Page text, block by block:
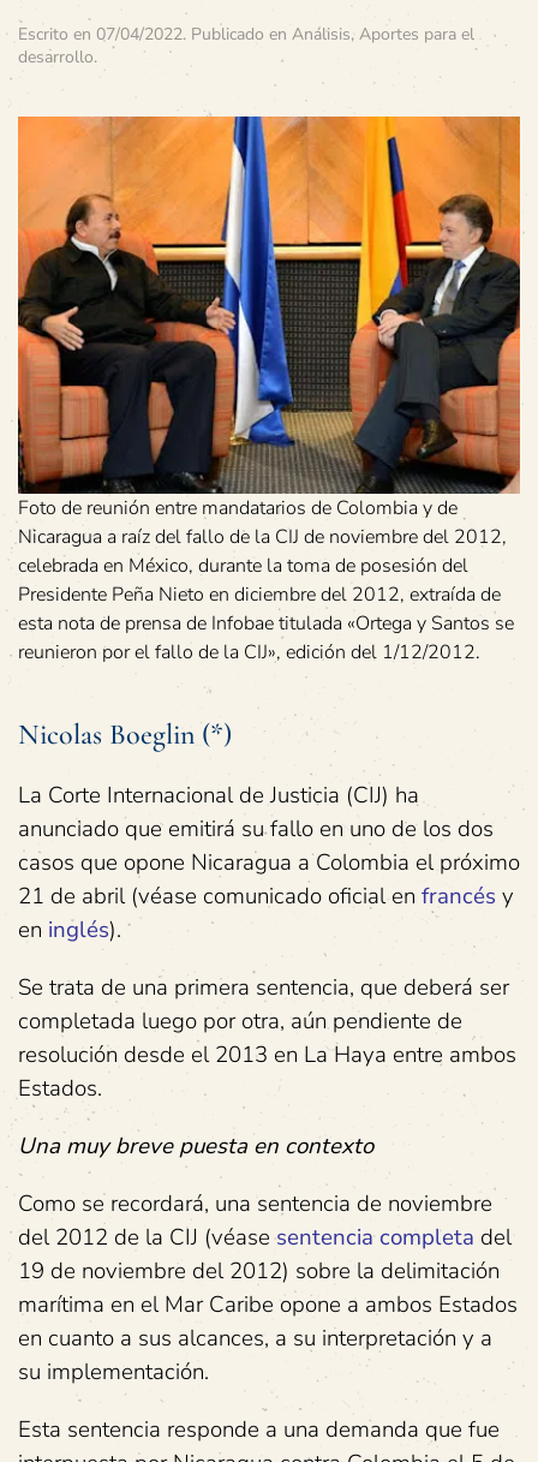
Escrito en 07/04/2022. Publicado en Análisis, Aportes para el
desarrollo.
Foto de reunión entre mandatarios de Colombia y de
Nicaragua a raíz del fallo de la CIJ de noviembre del 2012,
celebrada en México, durante la toma de posesión del
Presidente Peña Nieto en diciembre del 2012, extraída de
esta nota de prensa de Infobae titulada «Ortega y Santos se
reunieron por el fallo de la CIJ», edición del 1/12/2012.
Nicolas Boeglin (*)
La Corte Internacional de Justicia (CIJ) ha
anunciado que emitirá su fallo en uno de los dos
casos que opone Nicaragua a Colombia el próximo
21 de abril (véase comunicado oficial en francés y
en inglés).
Se trata de una primera sentencia, que deberá ser
completada luego por otra, aún pendiente de
resolución desde el 2013 en La Haya entre ambos
Estados.
Una muy breve puesta en contexto
Como se recordará, una sentencia de noviembre
del 2012 de la CIJ (véasesentencia completa del
19 de noviembre del 2012) sobre la delimitación
marítima en el Mar Caribe opone a ambos Estados
en cuanto a sus alcances, a su interpretación y a
su implementación.
Esta sentencia responde a una demanda que fue